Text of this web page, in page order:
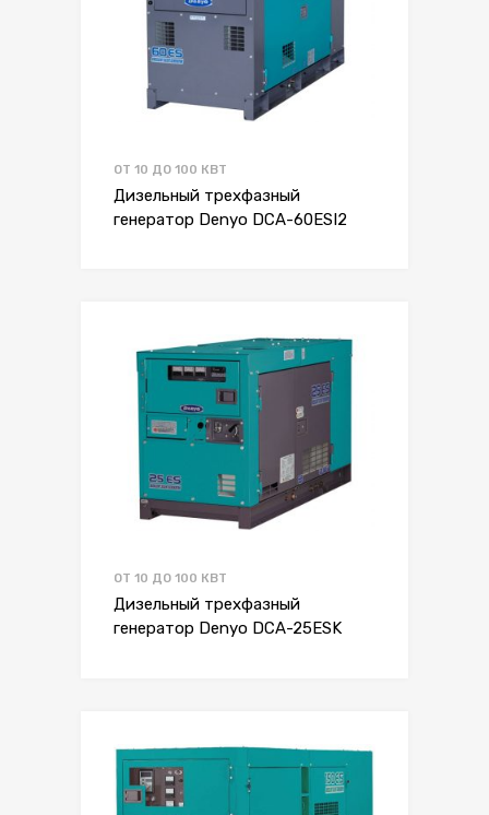
ОТ 10 ДО 100 КВТ
Дизельный трехфазный
генератор Denyo DCA-60ESI2
ОТ 10 ДО 100 КВТ
Дизельный трехфазный
генератор Denyo DCA-25ESK